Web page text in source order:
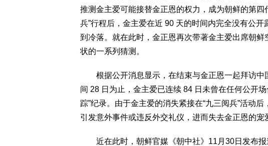
推测金主爱可能接替金正恩的权力，成为朝鲜的第四
兵”行程后，金主爱在近 90 天的时间内完全没有公开
到冷落。就在此时，金正恩再次带著金主爱出席朝
状的一系列猜测。
根据公开消息显示，在结束与金正恩一起拜访中
间 28 日为止，金主爱已连续 84 日未曾在任何公开
踪”纪录。由于金主爱的消失紧接在“九三阅兵”活动
引发意外事件或违反外交礼仪，进而失去金正恩的宠
近在此时，朝鲜官媒《朝中社》11月30日发布报